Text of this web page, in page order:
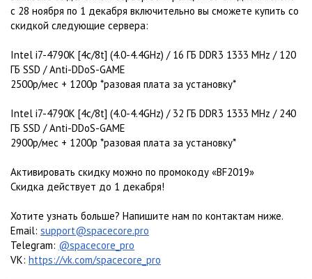
с 28 ноября по 1 декабря включительно вы сможете купить со
скидкой следующие сервера:
Intel i7-4790K [4c/8t] (4.0-4.4GHz) / 16 ГБ DDR3 1333 MHz / 120
ГБ SSD / Anti-DDoS-GAME
2500р/мес + 1200р *разовая плата за установку*
Intel i7-4790K [4c/8t] (4.0-4.4GHz) / 32 ГБ DDR3 1333 MHz / 240
ГБ SSD / Anti-DDoS-GAME
2900р/мес + 1200р *разовая плата за установку*
Активировать скидку можно по промокоду «BF2019»
Скидка действует до 1 декабря!
Хотите узнать больше? Напишите нам по контактам ниже.
Email: support@spacecore.pro
Telegram: @spacecore_pro
VK: https://vk.com/spacecore_pro